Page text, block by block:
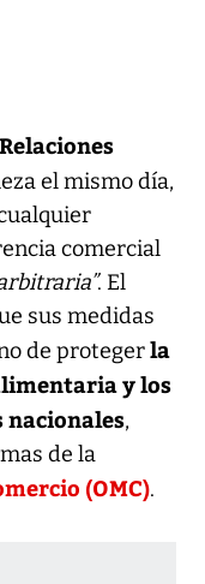
el mismo día,
comercial
. El
sus medidas
de protegerla
y los
nacionales,
de la
(OMC).